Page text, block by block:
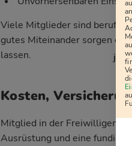
Viele Mitglieder sind
gutes Miteinander sorgen
lassen.
Kosten,
Mitglied in der Freiwilligen
Ausrüstung und eine fundierte
j